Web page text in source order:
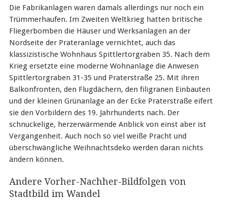
Die Fabrikanlagen waren damals allerdings nur noch ein
Trümmerhaufen. Im Zweiten Weltkrieg hatten britische
Fliegerbomben die Häuser und Werksanlagen an der
Nordseite der Prateranlage vernichtet, auch das
klassizistische Wohnhaus Spittlertorgraben 35. Nach dem
Krieg ersetzte eine moderne Wohnanlage die Anwesen
Spittlertorgraben 31-35 und Praterstraße 25. Mit ihren
Balkonfronten, den Flugdächern, den filigranen Einbauten
und der kleinen Grünanlage an der Ecke Praterstraße eifert
sie den Vorbildern des 19. Jahrhunderts nach. Der
schnuckelige, herzerwärmende Anblick von einst aber ist
Vergangenheit. Auch noch so viel weiße Pracht und
überschwängliche Weihnachtsdeko werden daran nichts
ändern können.
Andere Vorher-Nachher-Bildfolgen von
Stadtbild im Wandel